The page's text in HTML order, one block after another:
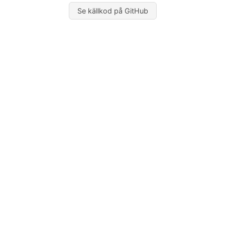
Se källkod på GitHub